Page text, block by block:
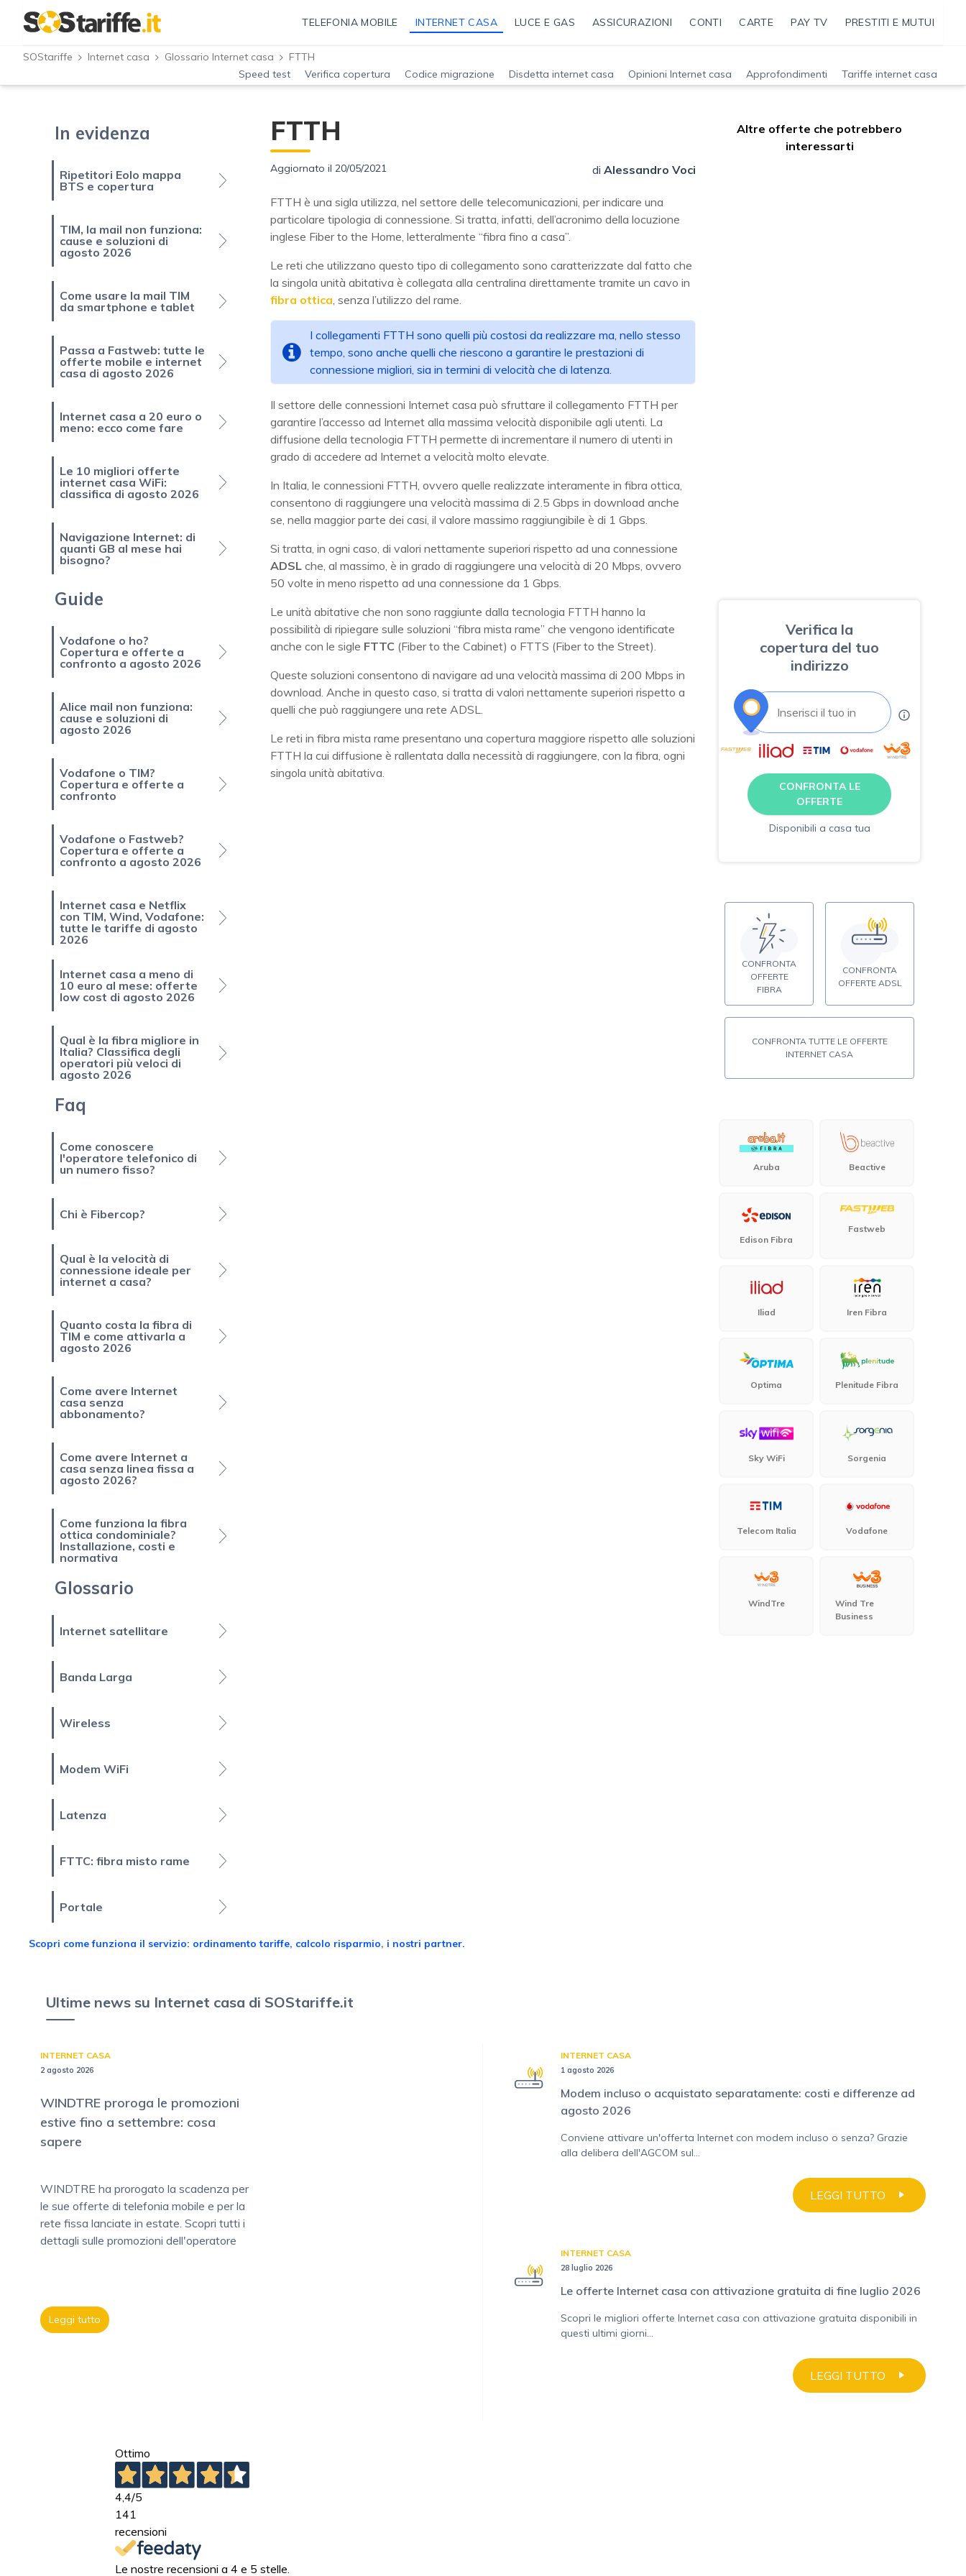
TELEFONIA MOBILE INTERNET CASA LUCE E GAS ASSICURAZIONI CONTI CARTE PAY TV PRESTITI E MUTUI
SOStariffe Internet casa Glossario Internet casa
FTTH
Speed test
Verifica copertura Codice migrazione Disdetta internet casa Opinioni Internet casa Approfondimenti Tariffe internet casa
In evidenza
Ripetitori Eolo mappa
BTS e copertura
TIM, la mail non funziona:
cause e soluzioni di
agosto 2026
Come usare la mail TIM
da smartphone e tablet
Passa a Fastweb: tutte le
offerte mobile e internet
casa di agosto 2026
Internet casa a 20 euro o
meno: ecco come fare
Le 10 migliori offerte
internet casa WiFi:
classifica di agosto 2026
Navigazione Internet: di
quanti GB al mese hai
bisogno?
Guide
Vodafone o ho?
Copertura e offerte a
confronto a agosto 2026
Alice mail non funziona:
cause e soluzioni di
agosto 2026
Vodafone o TIM?
Copertura e offerte a
confronto
Vodafone o Fastweb?
Copertura e offerte a
confronto a agosto 2026
Internet casa e Netflix
con TIM, Wind, Vodafone:
tutte le tariffe di agosto
2026
Internet casa a meno di
10 euro al mese: offerte
low cost di agosto 2026
Qual è la fibra migliore in
Italia? Classifica degli
operatori più veloci di
agosto 2026
Faq
Come conoscere
l'operatore telefonico di
un numero fisso?
Chi è Fibercop?
Qual è la velocità di
connessione ideale per
internet a casa?
Quanto costa la fibra di
TIM e come attivarla a
agosto 2026
Come avere Internet
casa senza
abbonamento?
Come avere Internet a
casa senza linea fissa a
agosto 2026?
Come funziona la fibra
ottica condominiale?
Installazione, costi e
normativa
Glossario
Internet satellitare
Banda Larga
Wireless
Modem WiFi
Latenza
FTTC: fibra misto rame
Portale
FTTH
Aggiornato il 20/05/2021 di Alessandro Voci
FTTH è una sigla utilizza, nel settore delle telecomunicazioni, per indicare una
particolare tipologia di connessione. Si tratta, infatti, dell’acronimo della locuzione
inglese Fiber to the Home, letteralmente “fibra fino a casa”.
Le reti che utilizzano questo tipo di collegamento sono caratterizzate dal fatto che
la singola unità abitativa è collegata alla centralina direttamente tramite un cavo in
fibra ottica, senza l’utilizzo del rame.
I collegamenti FTTH sono quelli più costosi da realizzare ma, nello stesso
tempo, sono anche quelli che riescono a garantire le prestazioni di
connessione migliori, sia in termini di velocità che di latenza.
Il settore delle connessioni Internet casa può sfruttare il collegamento FTTH per
garantire l’accesso ad Internet alla massima velocità disponibile agli utenti. La
diffusione della tecnologia FTTH permette di incrementare il numero di utenti in
grado di accedere ad Internet a velocità molto elevate.
In Italia, le connessioni FTTH, ovvero quelle realizzate interamente in fibra ottica,
consentono di raggiungere una velocità massima di 2.5 Gbps in download anche
se, nella maggior parte dei casi, il valore massimo raggiungibile è di 1 Gbps.
Si tratta, in ogni caso, di valori nettamente superiori rispetto ad una connessione
ADSL che, al massimo, è in grado di raggiungere una velocità di 20 Mbps, ovvero
50 volte in meno rispetto ad una connessione da 1 Gbps.
Le unità abitative che non sono raggiunte dalla tecnologia FTTH hanno la
possibilità di ripiegare sulle soluzioni “fibra mista rame” che vengono identificate
anche con le sigle FTTC (Fiber to the Cabinet) o FTTS (Fiber to the Street).
Queste soluzioni consentono di navigare ad una velocità massima di 200 Mbps in
download. Anche in questo caso, si tratta di valori nettamente superiori rispetto a
quelli che può raggiungere una rete ADSL.
Le reti in fibra mista rame presentano una copertura maggiore rispetto alle soluzioni
FTTH la cui diffusione è rallentata dalla necessità di raggiungere, con la fibra, ogni
singola unità abitativa.
Altre offerte che potrebbero
interessarti
Verifica la
copertura del tuo
indirizzo
CONFRONTA LE
OFFERTE
Disponibili a casa tua
CONFRONTA
OFFERTE
FIBRA
CONFRONTA
OFFERTE ADSL
CONFRONTA TUTTE LE OFFERTE
INTERNET CASA
Aruba Beactive
Edison Fibra
Fastweb
Iliad Iren Fibra
Optima Plenitude Fibra
Sky WiFi Sorgenia
Telecom Italia Vodafone
WindTre
Wind Tre
Business
Scopri come funziona il servizio: ordinamento tariffe, calcolo risparmio, i nostri partner.
Ultime news su Internet casa di SOStariffe.it
INTERNET CASA
2 agosto 2026
WINDTRE proroga le promozioni
estive fino a settembre: cosa
sapere
WINDTRE ha prorogato la scadenza per
le sue offerte di telefonia mobile e per la
rete fissa lanciate in estate. Scopri tutti i
dettagli sulle promozioni dell'operatore
Leggi tutto
INTERNET CASA
1 agosto 2026
Modem incluso o acquistato separatamente: costi e differenze ad
agosto 2026
Conviene attivare un'offerta Internet con modem incluso o senza? Grazie
alla delibera dell'AGCOM sul...
LEGGI TUTTO
INTERNET CASA
28 luglio 2026
Le offerte Internet casa con attivazione gratuita di fine luglio 2026
Scopri le migliori offerte Internet casa con attivazione gratuita disponibili in
questi ultimi giorni...
LEGGI TUTTO
Ottimo
4,4/5
141
recensioni
Le nostre recensioni a 4 e 5 stelle.